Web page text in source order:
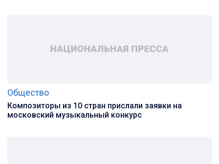
Общество
Композиторы из 10 стран прислали заявки на
московский музыкальный конкурс